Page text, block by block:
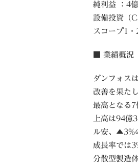
純利益 ：4
設備投資（
スコープ1
■ 業績概況
ダンフォス
改善を果た
最高となる
上高は94億
ル安、▲3%
成長率では
分散型製造